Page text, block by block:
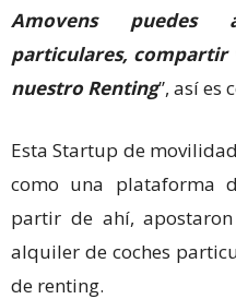
Amovens puedes
particulares, compartir
nuestro Renting”, así es
Esta Startup de
como una plataforma
partir de ahí,
alquiler de coches
de renting.